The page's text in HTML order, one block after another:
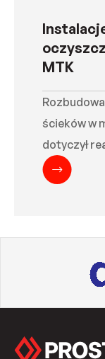
MTK
ścieków w
dotyczył